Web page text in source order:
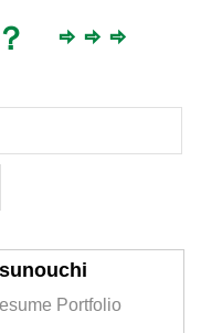
⇨ ⇨ ⇨
Portfolio